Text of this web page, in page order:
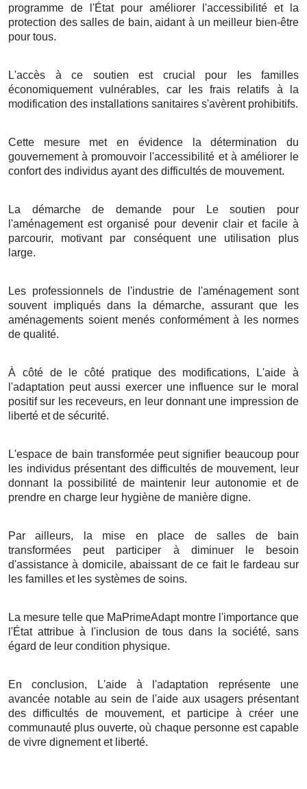
programme de l'État pour améliorer l'accessibilité et la
protection des salles de bain, aidant à un meilleur bien-être
pour tous.
L'accès à ce soutien est crucial pour les familles
économiquement vulnérables, car les frais relatifs à la
modification des installations sanitaires s'avèrent prohibitifs.
Cette mesure met en évidence la détermination du
gouvernement à promouvoir l'accessibilité et à améliorer le
confort des individus ayant des difficultés de mouvement.
La démarche de demande pour Le soutien pour
l'aménagement est organisé pour devenir clair et facile à
parcourir, motivant par conséquent une utilisation plus
large.
Les professionnels de l'industrie de l'aménagement sont
souvent impliqués dans la démarche, assurant que les
aménagements soient menés conformément à les normes
de qualité.
À côté de le côté pratique des modifications, L'aide à
l'adaptation peut aussi exercer une influence sur le moral
positif sur les receveurs, en leur donnant une impression de
liberté et de sécurité.
L'espace de bain transformée peut signifier beaucoup pour
les individus présentant des difficultés de mouvement, leur
donnant la possibilité de maintenir leur autonomie et de
prendre en charge leur hygiène de manière digne.
Par ailleurs, la mise en place de salles de bain
transformées peut participer à diminuer le besoin
d'assistance à domicile, abaissant de ce fait le fardeau sur
les familles et les systèmes de soins.
La mesure telle que MaPrimeAdapt montre l'importance que
l'État attribue à l'inclusion de tous dans la société, sans
égard de leur condition physique.
En conclusion, L'aide à l'adaptation représente une
avancée notable au sein de l'aide aux usagers présentant
des difficultés de mouvement, et participe à créer une
communauté plus ouverte, où chaque personne est capable
de vivre dignement et liberté.